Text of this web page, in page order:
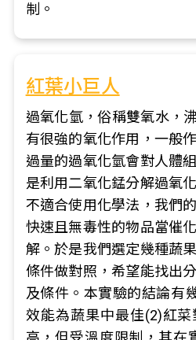
制。
紅葉小巨人
過氧化氫，俗稱雙氧水，
有很強的氧化作用，一般
過量的過氧化氫會對人體
是利用二氧化錳分解過氧
不適合使用化學法，我們
快速且無毒性的物品當催
解。於是我們選定幾種蔬
條件做對照，希望能找出
及條件。本實驗的結論有
效能為蔬果中最佳(2)紅